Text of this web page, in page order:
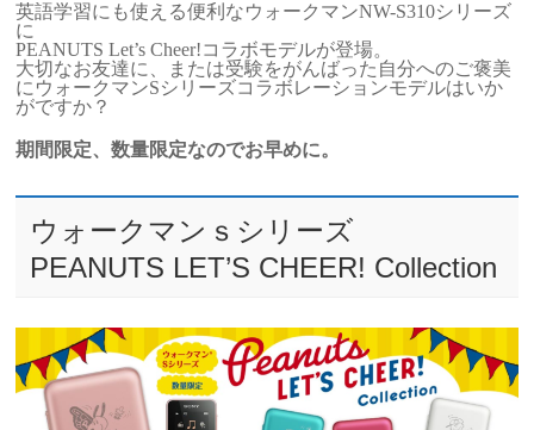
英語学習にも使える便利なウォークマンNW-S310シリーズ
に
PEANUTS Let’s Cheer!コラボモデルが登場。
大切なお友達に、または受験をがんばった自分へのご褒美
にウォークマンSシリーズコラボレーションモデルはいか
がですか？
期間限定、数量限定なのでお早めに。
ウォークマンｓシリーズ
PEANUTS LET’S CHEER! Collection